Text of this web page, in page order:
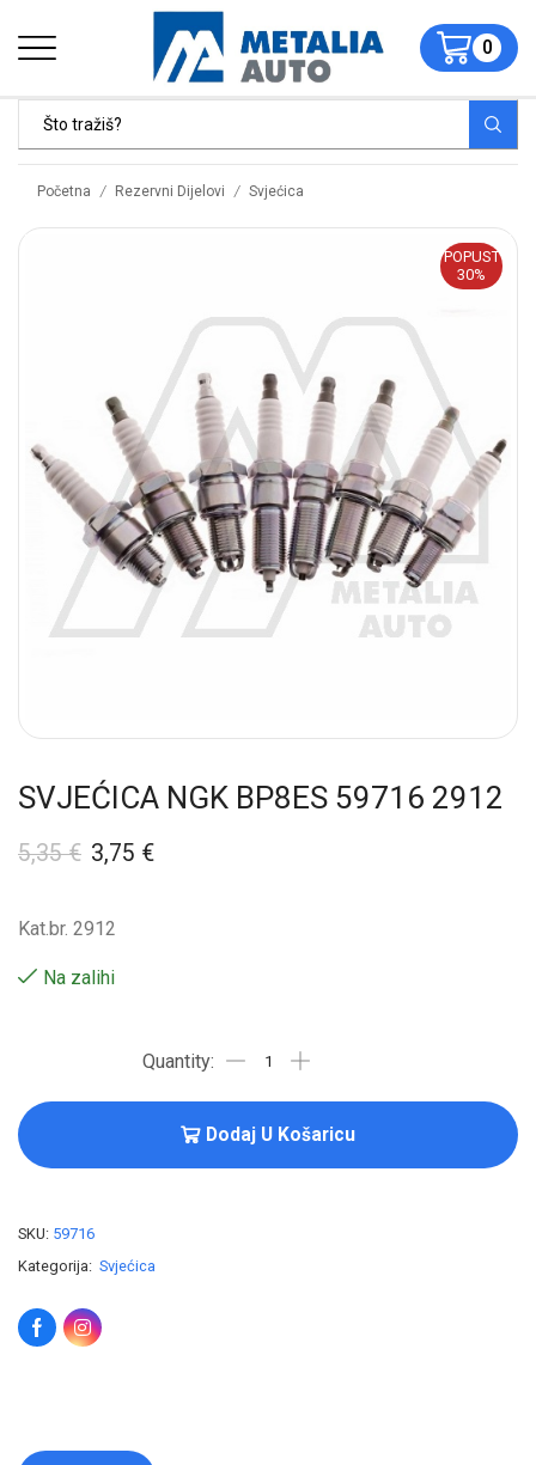
0
Početna / Rezervni Dijelovi / Svjećica
POPUST
30%
SVJEĆICA NGK BP8ES 59716 2912
5,35€ 3,75 €
Kat.br. 2912
Na zalihi
Dodaj U Košaricu
SKU: 59716
Kategorija: Svjećica